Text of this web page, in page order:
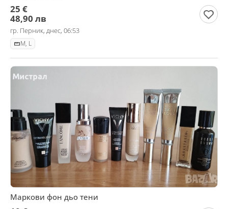
25 €
48,90 лв
гр. Перник, днес, 06:53
M, L
Маркови фон дьо тени